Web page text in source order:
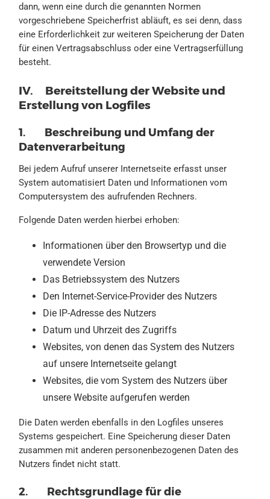
dann, wenn eine durch die genannten Normen
vorgeschriebene Speicherfrist abläuft, es sei denn, dass
eine Erforderlichkeit zur weiteren Speicherung der Daten
für einen Vertragsabschluss oder eine Vertragserfüllung
besteht.
IV. Bereitstellung der Website und
Erstellung von Logfiles
1. Beschreibung und Umfang der
Datenverarbeitung
Bei jedem Aufruf unserer Internetseite erfasst unser
System automatisiert Daten und Informationen vom
Computersystem des aufrufenden Rechners.
Folgende Daten werden hierbei erhoben:
Informationen über den Browsertyp und die
verwendete Version
Das Betriebssystem des Nutzers
Den Internet-Service-Provider des Nutzers
Die IP-Adresse des Nutzers
Datum und Uhrzeit des Zugriffs
Websites, von denen das System des Nutzers
auf unsere Internetseite gelangt
Websites, die vom System des Nutzers über
unsere Website aufgerufen werden
Die Daten werden ebenfalls in den Logfiles unseres
Systems gespeichert. Eine Speicherung dieser Daten
zusammen mit anderen personenbezogenen Daten des
Nutzers findet nicht statt.
2. Rechtsgrundlage für die